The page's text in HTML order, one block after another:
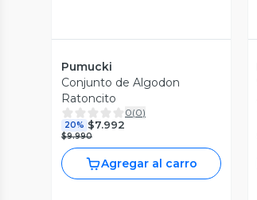
Pumucki
Conjunto de Algodon
Ratoncito
0(0)
20% $7.992
$9.990
Agregar al carro